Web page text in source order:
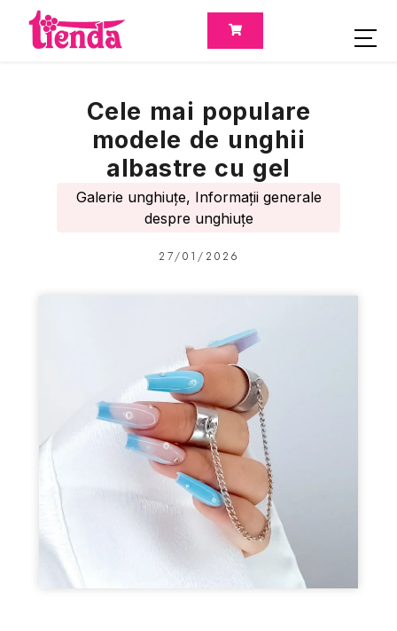
Cele mai populare
modele de unghii
albastre cu gel
Galerie unghiuțe, Informații generale
despre unghiuțe
27/01/2026